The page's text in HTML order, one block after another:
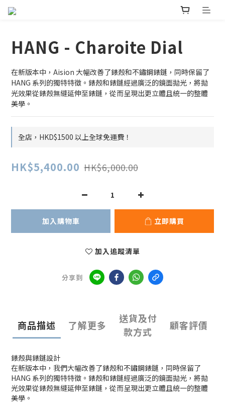
HANG - Charoite Dial
在新版本中，Aision 大幅改善了錶殼和不鏽鋼錶鏈，同時保留了
HANG 系列的獨特特徵。錶殼和錶鏈經過廣泛的鏡面拋光，將拋
光效果從錶殼無縫延伸至錶鏈，從而呈現出更立體且統一的整體
美學。
全店，HKD$1500 以上全球免運費！
HK$5,400.00 HK$6,000.00
加入購物車 立即購買
加入追蹤清單
分享到
商品描述 了解更多
送貨及付
款方式
顧客評價
錶殼與錶鏈設計
在新版本中，我們大幅改善了錶殼和不鏽鋼錶鏈，同時保留了
HANG 系列的獨特特徵。錶殼和錶鏈經過廣泛的鏡面拋光，將拋
光效果從錶殼無縫延伸至錶鏈，從而呈現出更立體且統一的整體
美學。